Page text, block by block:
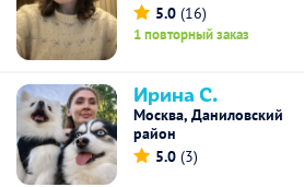
5.0 (16)
1 повторный заказ
Ирина С.
Москва, Даниловский
район
5.0 (3)